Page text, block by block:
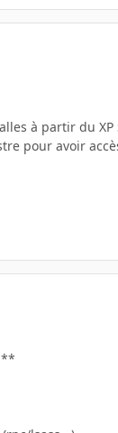
à partir du
pour avoir